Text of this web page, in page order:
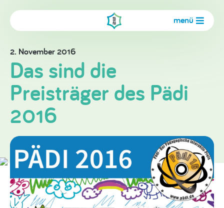
menü
2. November 2016
Das sind die
Preisträger des Pädi
2016